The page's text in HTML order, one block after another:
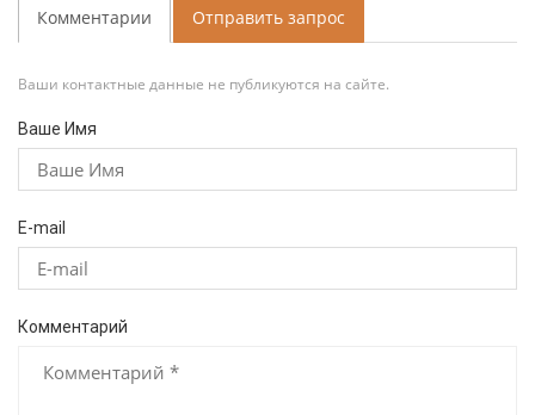
Комментарии Отправить запрос
Ваши контактные данные не публикуются на сайте.
Ваше Имя
E-mail
Комментарий